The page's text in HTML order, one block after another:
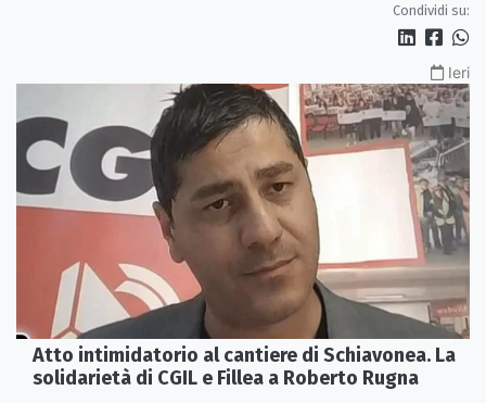
Condividi su:
Ieri
Atto intimidatorio al cantiere di Schiavonea. La
solidarietà di CGIL e Fillea a Roberto Rugna